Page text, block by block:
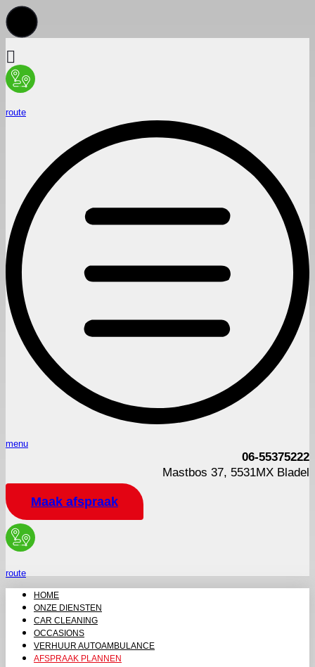
route
menu
06-55375222
Mastbos 37, 5531MX Bladel
Maak afspraak
route
HOME
ONZE DIENSTEN
CAR CLEANING
OCCASIONS
VERHUUR AUTOAMBULANCE
AFSPRAAK PLANNEN